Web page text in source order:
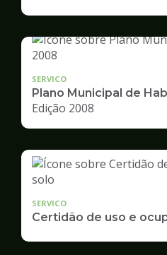
SERVICO
Plano Municipal de
Edição 2008
SERVICO
Certidão de uso e